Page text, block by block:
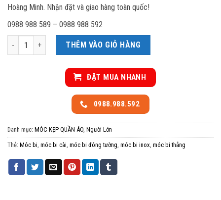
Hoàng Minh. Nhận đặt và giao hàng toàn quốc!
0988 988 589 – 0988 988 592
Móc bi cài 7 thẳng số lượngTHÊM VÀO GIỎ HÀNG
ĐẶT MUA NHANH
0988.988.592
Danh mục: MÓC KẸP QUẦN ÁO Người Lớn
Thẻ: Móc bi móc bi cài móc bi đóng tường móc bi inox móc bi thẳng